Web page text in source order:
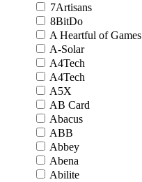
7Artisans
8BitDo
A Heartful of Games
A-Solar
A4Tech
A4Tech
A5X
AB Card
Abacus
ABB
Abbey
Abena
Abilite